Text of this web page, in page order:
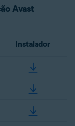
Avast
Instalador